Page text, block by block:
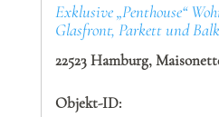
Exklusive „Penthouse“
Glasfront, Parkett und
22523 Hamburg,
Objekt-ID: